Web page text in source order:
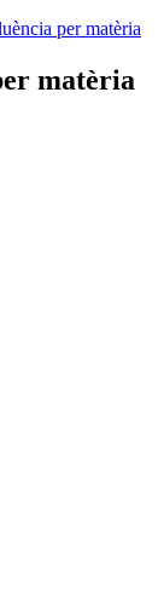
per matèria
matèria